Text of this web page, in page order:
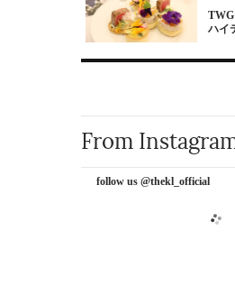
TWG
ハイ
From
follow us @thekl_official